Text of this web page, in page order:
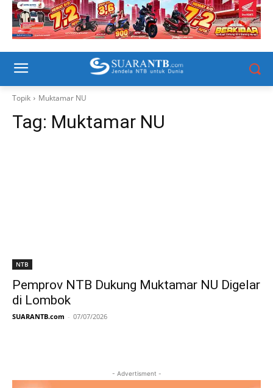
Topik Muktamar NU
Tag: Muktamar NU
NTB
Pemprov NTB Dukung Muktamar NU Digelar
di Lombok
SUARANTB.com - 07/07/2026
- Advertisment -